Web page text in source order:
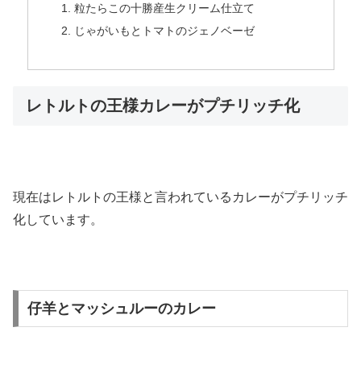
粒たらこの十勝産生クリーム仕立て
じゃがいもとトマトのジェノベーゼ
レトルトの王様カレーがプチリッチ化
現在はレトルトの王様と言われているカレーがプチリッチ
化しています。
仔羊とマッシュルーのカレー